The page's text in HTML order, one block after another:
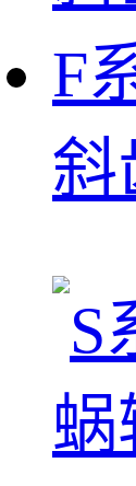
F
斜